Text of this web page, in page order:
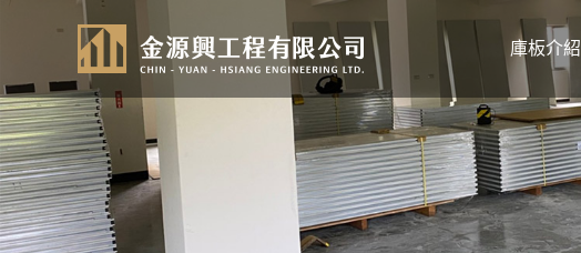
庫板介紹